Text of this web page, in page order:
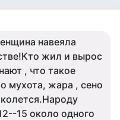
навеяла
жил и вырос
, что такое
мухота, жара , сено
15 около одного